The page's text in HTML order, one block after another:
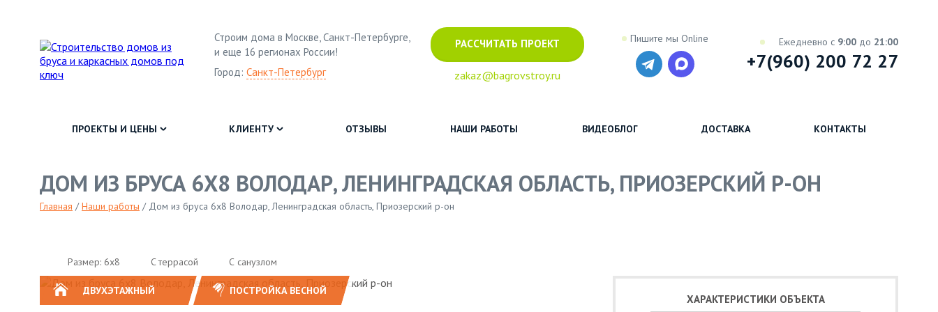
Строим дома в Москве, Санкт-Петербурге,
и еще 16 регионах России!
Город: Санкт-Петербург
РАССЧИТАТЬ ПРОЕКТ
zakaz@bagrovstroy.ru
Пишите мы Online Ежедневно с 9:00 до 21:00
+7(960) 200 72 27
ПРОЕКТЫ И ЦЕНЫ КЛИЕНТУ ОТЗЫВЫ НАШИ РАБОТЫ ВИДЕОБЛОГ ДОСТАВКА КОНТАКТЫ
ДОМ ИЗ БРУСА 6Х8 ВОЛОДАР, ЛЕНИНГРАДСКАЯ ОБЛАСТЬ, ПРИОЗЕРСКИЙ Р-ОН
Главная /Наши работы / Дом из бруса 6х8 Володар, Ленинградская область, Приозерский р-он
ДВУХЭТАЖНЫЙ ПОСТРОЙКА ВЕСНОЙ
Размер: 6х8 C террасой С санузлом
ХАРАКТЕРИСТИКИ ОБЪЕКТА